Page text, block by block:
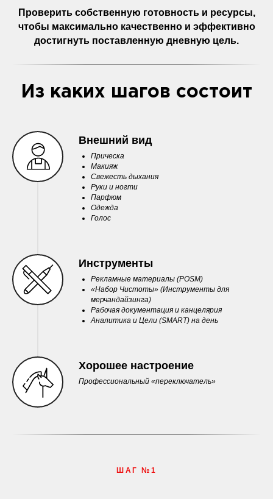
Проверить собственную готовность и ресурсы,
чтобы максимально качественно и эффективно
достигнуть поставленную дневную цель.
Из каких шагов состоит
Внешний вид
Прическа
Макияж
Свежесть дыхания
Руки и ногти
Парфюм
Одежда
Голос
Инструменты
Рекламные материалы (POSM)
«Набор Чистоты» (Инструменты для
мерчандайзинга)
Рабочая документация и канцелярия
Аналитика и Цели (SMART) на день
Хорошее настроение
Профессиональный «переключатель»
ШАГ №1